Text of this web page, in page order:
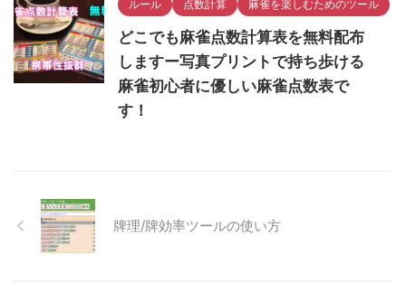
ルール 点数計算 麻雀を楽しむためのツール
どこでも麻雀点数計算表を無料配布
しますー写真プリントで持ち歩ける
麻雀初心者に優しい麻雀点数表で
す！
牌理/牌効率ツールの使い方